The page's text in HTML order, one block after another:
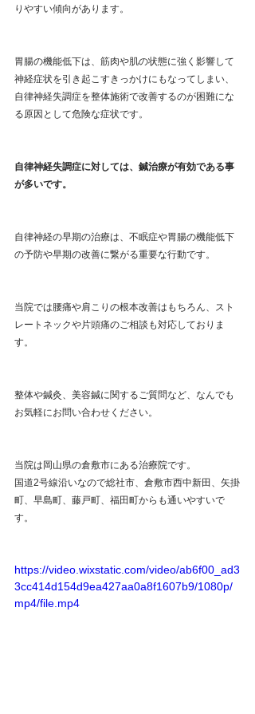
りやすい傾向があります。
胃腸の機能低下は、筋肉や肌の状態に強く影響して
神経症状を引き起こすきっかけにもなってしまい、
自律神経失調症を整体施術で改善するのが困難にな
る原因として危険な症状です。
自律神経失調症に対しては、鍼治療が有効である事
が多いです。
自律神経の早期の治療は、不眠症や胃腸の機能低下
の予防や早期の改善に繋がる重要な行動です。
当院では腰痛や肩こりの根本改善はもちろん、スト
レートネックや片頭痛のご相談も対応しておりま
す。
整体や鍼灸、美容鍼に関するご質問など、なんでも
お気軽にお問い合わせください。
当院は岡山県の倉敷市にある治療院です。
国道2号線沿いなので総社市、倉敷市西中新田、矢掛
町、早島町、藤戸町、福田町からも通いやすいで
す。
https://video.wixstatic.com/video/ab6f00_ad3
3cc414d154d9ea427aa0a8f1607b9/1080p/
mp4/file.mp4